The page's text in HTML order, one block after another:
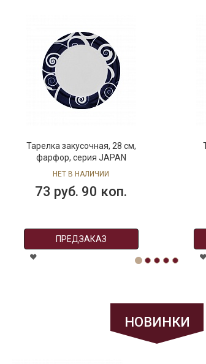
Блюдо овальное, 40х28 см,
фарфор, серия JAPAN
НЕТ В НАЛИЧИИ
310 руб. 90 коп.
ПРЕДЗАКАЗ
НОВИНКИ